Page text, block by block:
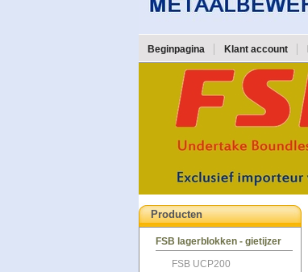
Beginpagina Klant account
Producten
FSB lagerblokken - gietijzer
FSB UCP200